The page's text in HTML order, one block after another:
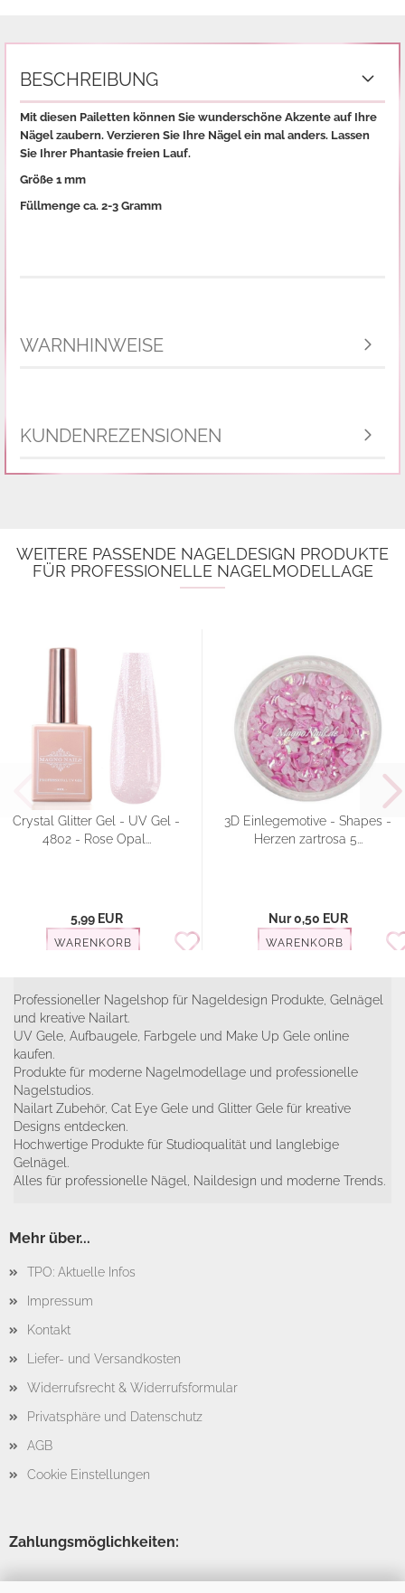
BESCHREIBUNG
Mit diesen Pailetten können Sie wunderschöne Akzente auf Ihre
Nägel zaubern. Verzieren Sie Ihre Nägel ein mal anders. Lassen
Sie Ihrer Phantasie freien Lauf.
Größe 1 mm
Füllmenge ca. 2-3 Gramm
WARNHINWEISE
KUNDENREZENSIONEN
WEITERE PASSENDE NAGELDESIGN PRODUKTE
FÜR PROFESSIONELLE NAGELMODELLAGE
Crystal Glitter Gel - UV Gel -
4802 - Rose Opal...
5,99 EUR
WARENKORB
3D Einlegemotive - Shapes -
Herzen zartrosa 5...
Nur 0,50 EUR
WARENKORB
Professioneller Nagelshop für Nageldesign Produkte, Gelnägel
und kreative Nailart.
UV Gele, Aufbaugele, Farbgele und Make Up Gele online
kaufen.
Produkte für moderne Nagelmodellage und professionelle
Nagelstudios.
Nailart Zubehör, Cat Eye Gele und Glitter Gele für kreative
Designs entdecken.
Hochwertige Produkte für Studioqualität und langlebige
Gelnägel.
Alles für professionelle Nägel, Naildesign und moderne Trends.
Mehr über...
TPO: Aktuelle Infos
Impressum
Kontakt
Liefer- und Versandkosten
Widerrufsrecht & Widerrufsformular
Privatsphäre und Datenschutz
AGB
Cookie Einstellungen
Zahlungsmöglichkeiten: